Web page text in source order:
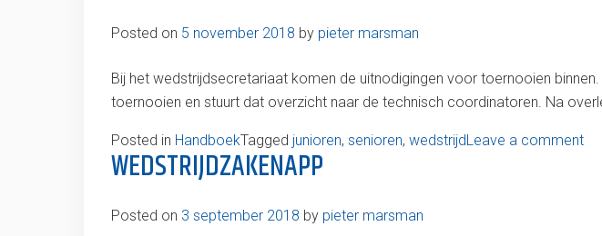
Posted on 5 november 2018 by pieter marsman
Bij het wedstrijdsecretariaat komen de uitnodigingen voor toernooien
toernooien en stuurt dat overzicht naar de technisch coordinatoren. Na
Posted in HandboekTagged junioren, senioren, wedstrijdLeave a comment
WEDSTRIJDZAKENAPP
Posted on 3 september 2018 by pieter marsman